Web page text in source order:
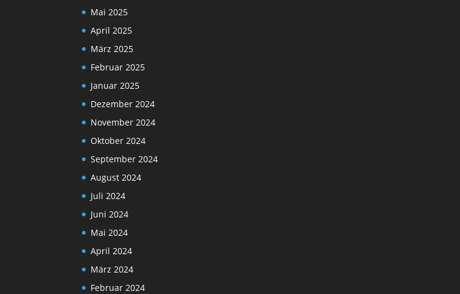
Mai 2025
April 2025
März 2025
Februar 2025
Januar 2025
Dezember 2024
November 2024
Oktober 2024
September 2024
August 2024
Juli 2024
Juni 2024
Mai 2024
April 2024
März 2024
Februar 2024